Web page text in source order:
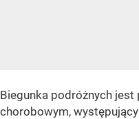
Biegunka podróżnych jest
chorobowym,